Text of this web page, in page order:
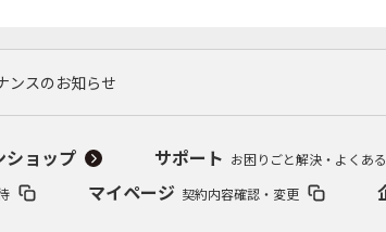
ンスのお知らせ
ショップ サポート お困りごと解決・よくあ
マイページ 契約内容確認・変更